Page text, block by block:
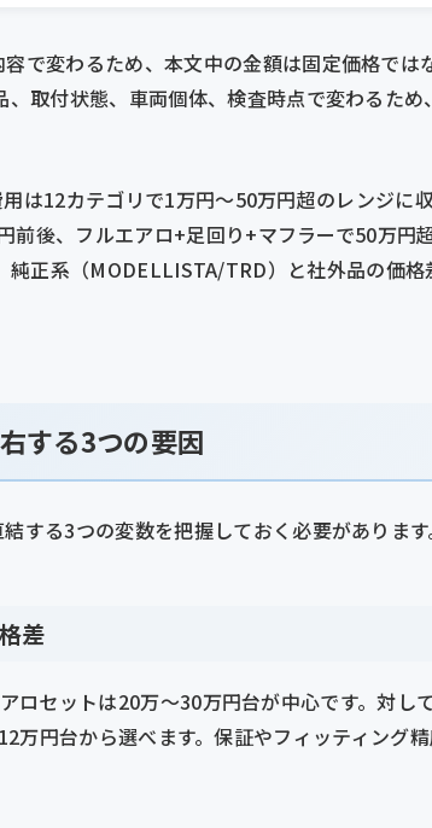
で変わるため、本文中の金額は固定価格では
取付状態、車両個体、検査時点で変わるた
は12カテゴリで1万円〜50万円超のレンジに
後、フルエアロ+足回り+マフラーで50万円
正系（MODELLISTA/TRD）と社外品の価格
する3つの要因
する3つの変数を把握しておく必要があります
差
ロセットは20万〜30万円台が中心です。対し
万円台から選べます。保証やフィッティング